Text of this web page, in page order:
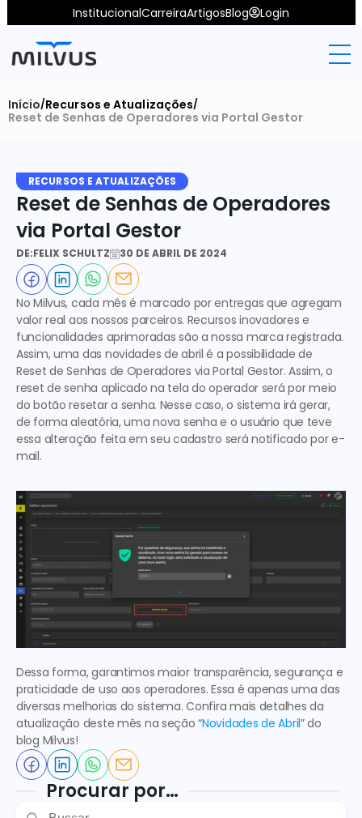
InstitucionalCarreiraArtigosBlog Login
Início/Recursos e Atualizações/
Reset de Senhas de Operadores via Portal Gestor
RECURSOS E ATUALIZAÇÕES
Reset de Senhas de Operadores
via Portal Gestor
DE:FELIX SCHULTZ 30 DE ABRIL DE 2024
No Milvus, cada mês é marcado por entregas que agregam
valor real aos nossos parceiros. Recursos inovadores e
funcionalidades aprimoradas são a nossa marca registrada.
Reset de Senhas de Operadores via Portal Gestor. Assim, o
reset de senha aplicado na tela do operador será por meio
do botão resetar a senha. Nesse caso, o sistema irá gerar,
de forma aleatória, uma nova senha e o usuário que teve
essa alteração feita em seu cadastro será notificado por e-
mail.
Dessa forma, garantimos maior transparência, segurança e
praticidade de uso aos operadores. Essa é apenas uma das
diversas melhorias do sistema. Confira mais detalhes da
atualização deste mês na seção “Novidades de Abril” do
blog Milvus!
Procurar por…